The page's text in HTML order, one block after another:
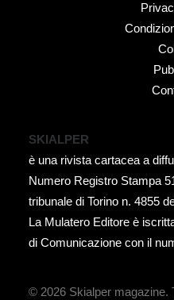
SKIALPER
è una rivista cartacea a
Numero Registro Stampa
tribunale di Torino n. 4855
La Mulatero Editore è
di Comunicazione con il
© 2026 Skialper magazine.